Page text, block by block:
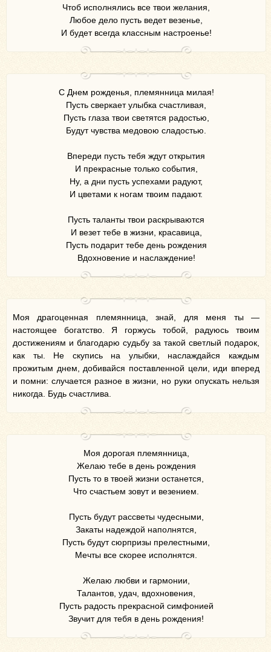
Чтоб исполнялись все твои желания,
Любое дело пусть ведет везенье,
И будет всегда классным настроенье!
С Днем рожденья, племянница милая!
Пусть сверкает улыбка счастливая,
Пусть глаза твои светятся радостью,
Будут чувства медовою сладостью.
Впереди пусть тебя ждут открытия
И прекрасные только события,
Ну, а дни пусть успехами радуют,
И цветами к ногам твоим падают.
Пусть таланты твои раскрываются
И везет тебе в жизни, красавица,
Пусть подарит тебе день рождения
Вдохновение и наслаждение!
Моя драгоценная племянница, знай, для меня ты —
настоящее богатство. Я горжусь тобой, радуюсь твоим
достижениям и благодарю судьбу за такой светлый подарок,
как ты. Не скупись на улыбки, наслаждайся каждым
прожитым днем, добивайся поставленной цели, иди вперед
и помни: случается разное в жизни, но руки опускать нельзя
никогда. Будь счастлива.
Моя дорогая племянница,
Желаю тебе в день рождения
Пусть то в твоей жизни останется,
Что счастьем зовут и везением.
Пусть будут рассветы чудесными,
Закаты надеждой наполнятся,
Пусть будут сюрпризы прелестными,
Мечты все скорее исполнятся.
Желаю любви и гармонии,
Талантов, удач, вдохновения,
Пусть радость прекрасной симфонией
Звучит для тебя в день рождения!